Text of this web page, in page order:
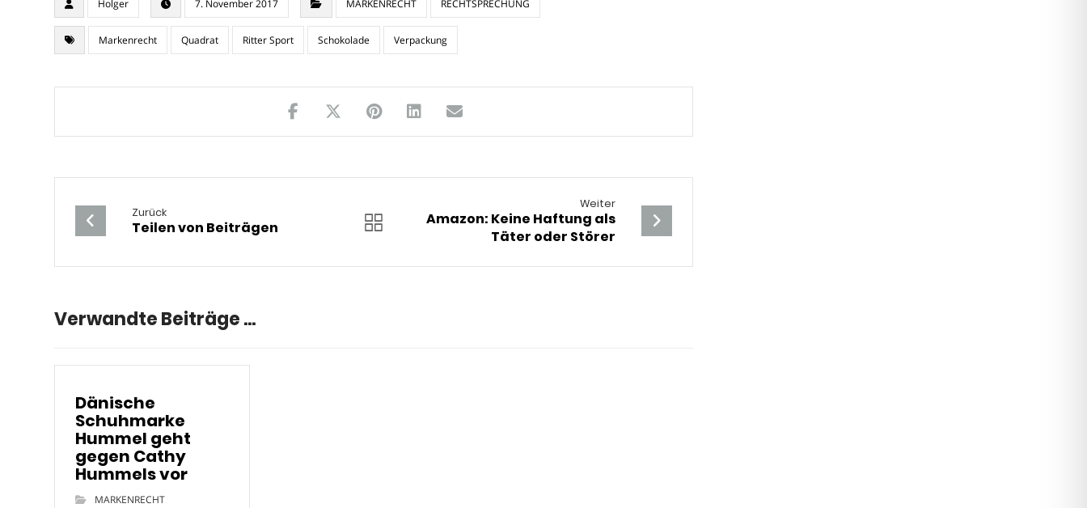
Holger 7. November 2017 MARKENRECHT RECHTSPRECHUNG
Markenrecht Quadrat Ritter Sport Schokolade Verpackung
Zurück
Teilen von Beiträgen
Weiter
Amazon: Keine Haftung als
Täter oder Störer
Verwandte Beiträge ...
Dänische
Schuhmarke
Hummel geht
gegen Cathy
Hummels vor
MARKENRECHT